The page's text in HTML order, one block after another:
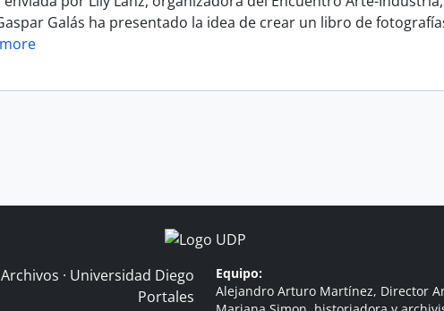
Galás ha presentado la idea de crear un libro de
· Universidad Diego
Portales
Equipo:
Alejandro Arturo Martínez, Director